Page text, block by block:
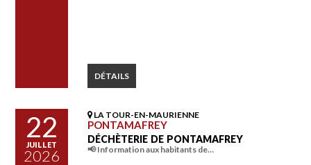
DÉTAILS
22
JUILLET
2026
LA TOUR-EN-MAURIENNE
PONTAMAFREY
DÉCHÈTERIE DE PONTAMAFREY
📢 Information aux habitants de…